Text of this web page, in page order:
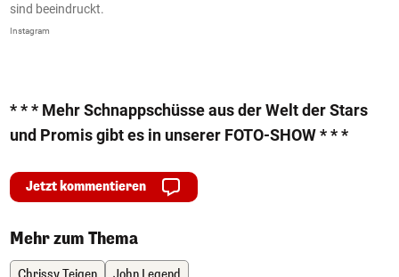
sind beeindruckt.
Instagram
* * * Mehr Schnappschüsse aus der Welt der Stars
und Promis gibt es in unserer FOTO-SHOW * * *
Jetzt kommentieren
Mehr zum Thema